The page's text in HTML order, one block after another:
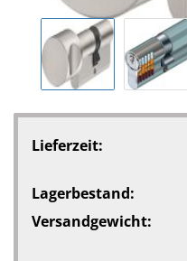
Lieferzeit:
Lagerbestand:
Versandgewicht: